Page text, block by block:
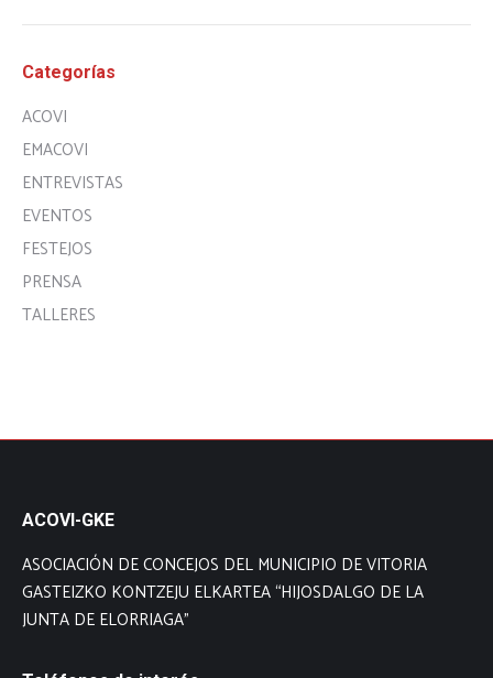
Categorías
ACOVI
EMACOVI
ENTREVISTAS
EVENTOS
FESTEJOS
PRENSA
TALLERES
ACOVI-GKE
ASOCIACIÓN DE CONCEJOS DEL MUNICIPIO DE VITORIA
GASTEIZKO KONTZEJU ELKARTEA “HIJOSDALGO DE LA
JUNTA DE ELORRIAGA”